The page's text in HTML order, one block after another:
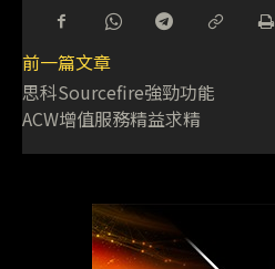
前一篇文章
思科Sourcefire強勁功能
ACW增值服務精益求精